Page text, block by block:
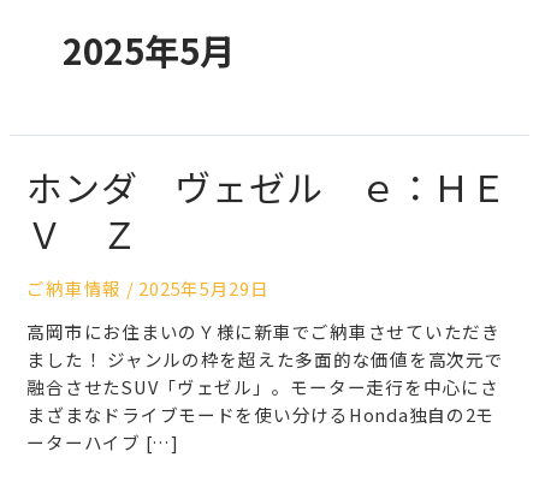
2025年5月
ホンダ ヴェゼル ｅ：ＨＥ
Ｖ Ｚ
ご納車情報 / 2025年5月29日
高岡市にお住まいのＹ様に新車でご納車させていただき
ました！ ジャンルの枠を超えた多面的な価値を高次元で
融合させたSUV「ヴェゼル」。モーター走行を中心にさ
まざまなドライブモードを使い分けるHonda独自の2モ
ーターハイブ […]